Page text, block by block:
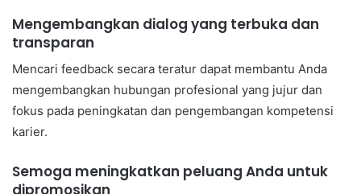
Mengembangkan dialog yang terbuka dan
transparan
Mencari feedback secara teratur dapat membantu Anda
mengembangkan hubungan profesional yang jujur ​​dan
fokus pada peningkatan dan pengembangan kompetensi
karier.
Semoga meningkatkan peluang Anda untuk